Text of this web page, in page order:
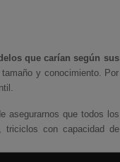
que carían según sus
y conocimiento. Por
asegurarnos que todos los
triciclos con capacidad de